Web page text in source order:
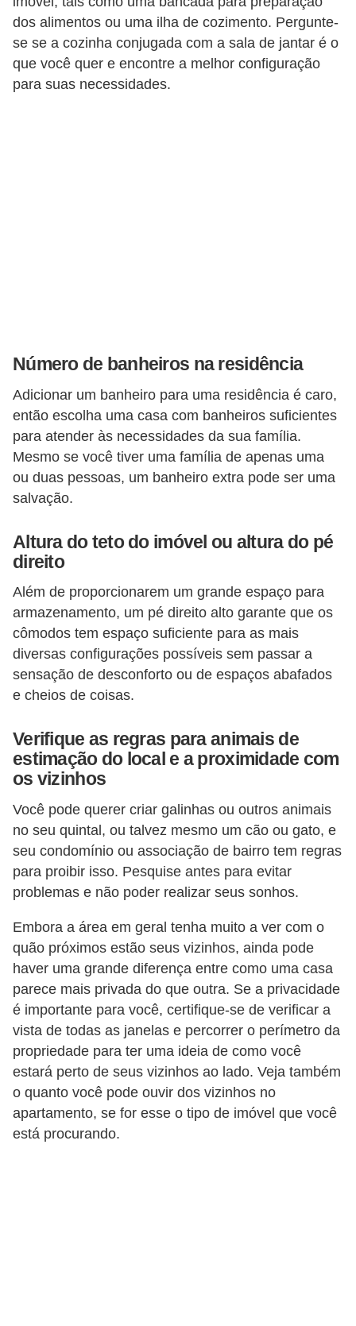
dos alimentos ou uma ilha de cozimento. Pergunte-
se se a cozinha conjugada com a sala de jantar é o
que você quer e encontre a melhor configuração
para suas necessidades.
Número de banheiros na residência
Adicionar um banheiro para uma residência é caro,
então escolha uma casa com banheiros suficientes
para atender às necessidades da sua família.
Mesmo se você tiver uma família de apenas uma
ou duas pessoas, um banheiro extra pode ser uma
salvação.
Altura do teto do imóvel ou altura do pé
direito
Além de proporcionarem um grande espaço para
armazenamento, um pé direito alto garante que os
cômodos tem espaço suficiente para as mais
diversas configurações possíveis sem passar a
sensação de desconforto ou de espaços abafados
e cheios de coisas.
Verifique as regras para animais de
estimação do local e a proximidade com
os vizinhos
Você pode querer criar galinhas ou outros animais
no seu quintal, ou talvez mesmo um cão ou gato, e
seu condomínio ou associação de bairro tem regras
para proibir isso. Pesquise antes para evitar
problemas e não poder realizar seus sonhos.
Embora a área em geral tenha muito a ver com o
quão próximos estão seus vizinhos, ainda pode
haver uma grande diferença entre como uma casa
parece mais privada do que outra. Se a privacidade
é importante para você, certifique-se de verificar a
vista de todas as janelas e percorrer o perímetro da
propriedade para ter uma ideia de como você
estará perto de seus vizinhos ao lado. Veja também
o quanto você pode ouvir dos vizinhos no
apartamento, se for esse o tipo de imóvel que você
está procurando.